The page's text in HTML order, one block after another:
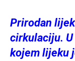
Prirodan
cirkulaciju.
kojem lijeku